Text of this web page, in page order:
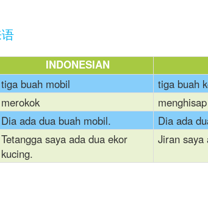
INDONESIAN
tiga buah mobil
tiga buah
merokok
menghisap
Dia ada dua buah mobil.
Dia ada
Tetangga saya ada dua ekor
kucing.
Jiran saya